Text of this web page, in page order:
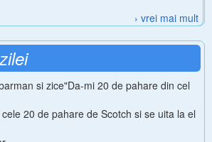
› vrei mai mult
si zice"Da-mi 20 de pahare din cel
20 de pahare de Scotch si se uita la el